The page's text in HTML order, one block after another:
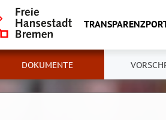
DOKUMENTE